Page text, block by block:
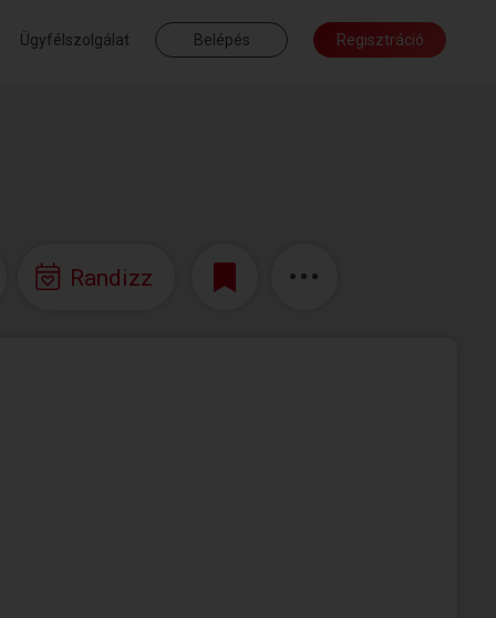
Ügyfélszolgálat Belépés Regisztráció
Randizz